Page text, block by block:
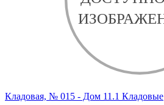
Кладовая, № 015 - Дом 11.1 Кладовые